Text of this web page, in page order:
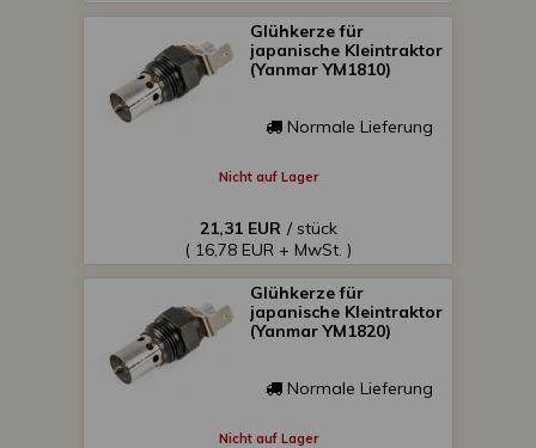
Glühkerze für
japanische Kleintraktor
(Yanmar YM1810)
Normale Lieferung
Nicht auf Lager
21,31 EUR / stück
( 16,78 EUR + MwSt. )
Glühkerze für
japanische Kleintraktor
(Yanmar YM1820)
Normale Lieferung
Nicht auf Lager